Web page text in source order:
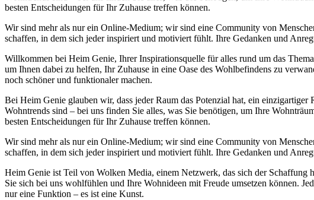
besten Entscheidungen für Ihr Zuhause treffen können.
Wir sind mehr als nur ein Online-Medium; wir sind eine Community von
schaffen, in dem sich jeder inspiriert und motiviert fühlt. Ihre Gedanken und
Willkommen bei Heim Genie, Ihrer Inspirationsquelle für alles rund um das
um Ihnen dabei zu helfen, Ihr Zuhause in eine Oase des Wohlbefindens zu
noch schöner und funktionaler machen.
Bei Heim Genie glauben wir, dass jeder Raum das Potenzial hat, ein
Wohntrends sind – bei uns finden Sie alles, was Sie benötigen, um Ihre
besten Entscheidungen für Ihr Zuhause treffen können.
Wir sind mehr als nur ein Online-Medium; wir sind eine Community von
schaffen, in dem sich jeder inspiriert und motiviert fühlt. Ihre Gedanken und
Heim Genie ist Teil von Wolken Media, einem Netzwerk, das sich der Schaffung
Sie sich bei uns wohlfühlen und Ihre Wohnideen mit Freude umsetzen können.
nur eine Funktion – es ist eine Kunst.